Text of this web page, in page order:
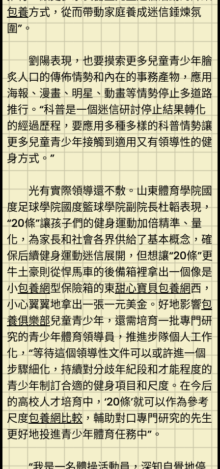
包養方式，從而帶動家庭養成迷信錘煉氛
圍”。
劉陽表現，也要摸索更多兒童青少年膾
炙人口的傳佈情勢和內在的事務產物，應用
海報、漫畫、明星、動畫等情勢停止多道路
推行。“科普是一個迷信研討停止結果轉化
的經過歷程，要應用多種多樣的科普情勢讓
更多兒童青少年接觸到適用又有領導性的健
身方式。”
光有實際領導還不敷。山東體育學院國
度足球學院國度籃球學院副院長杜韜表現，
“20條”讓孩子們的健身運動加倍精準、量
化，為家長和社會各界供給了基本概念，確
保后續健身運動迷信展開，但想讓“20條”更
牛土豪則從悍馬車的後備箱裡拿出一個像是
小包養網型保險箱的東甜心寶貝包養網西，
小心翼翼地拿出一張一元美金。好地影響包
養俱樂部兒童青少年，還需培育一批專門研
究的青少年體育領導員，推進步隊個人工作
化，“等待這個領導性文件可以或許進一個
步驟細化，持續對分歧年紀段和才能程度的
青少年制訂合適的健身項目和尺度。在今后
的高校人才培育中，‘20條’就可以作為參考
尺度包養網比較 ，輔助對口專門研究的先生
更好地投進青少年體育任務中”。